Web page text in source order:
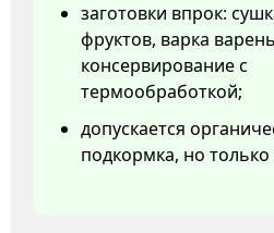
заготовки впрок:
фруктов, варка
консервирование с
термообработкой;
допускается
подкормка, но только